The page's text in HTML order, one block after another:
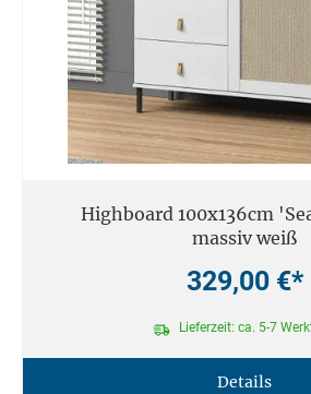
Highboard 100x136cm
massiv weiß
329,00 €*
Lieferzeit: ca. 5-7
Details